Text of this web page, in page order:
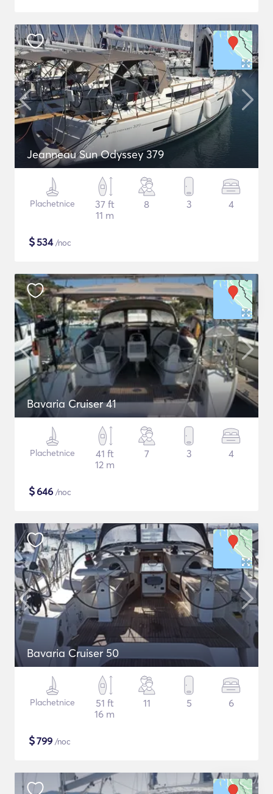
Jeanneau Sun Odyssey 379
Plachetnice
37 ft
11 m
8 3 4
$534/noc
Bavaria Cruiser 41
Plachetnice
41 ft
12 m
7 3 4
$646 /noc
Bavaria Cruiser 50
Plachetnice
51 ft
16 m
11 5 6
$799 /noc